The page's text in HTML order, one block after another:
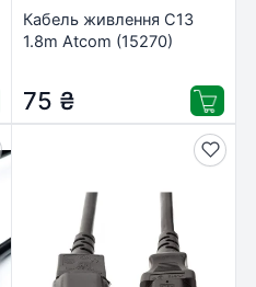
Кабель живлення C13
1.8m Atcom (15270)
75 ₴